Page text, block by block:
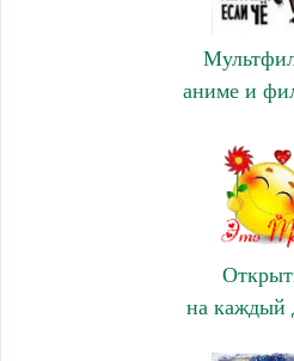
аниме и
на каждый